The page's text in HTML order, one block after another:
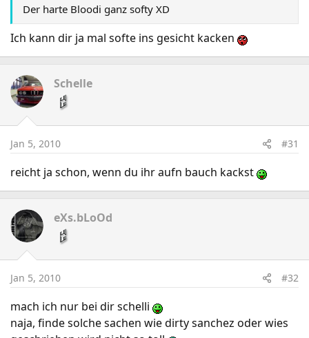
Der harte Bloodi ganz softy XD
Ich kann dir ja mal softe ins gesicht kacken
Schelle
Jan 5, 2010 #31
reicht ja schon, wenn du ihr aufn bauch kackst
eXs.bLoOd
Jan 5, 2010 #32
mach ich nur bei dir schelli
naja, finde solche sachen wie dirty sanchez oder wies